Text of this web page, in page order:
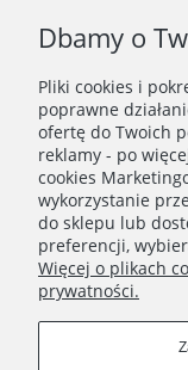
Twoja codzienność
Dołącz do
Dbamy o
Pliki cookies i
poprawne
ofertę do Twoich
reklamy - po
cookies
wykorzystanie
do sklepu lub
preferencji,
Więcej o plikach
prywatności.